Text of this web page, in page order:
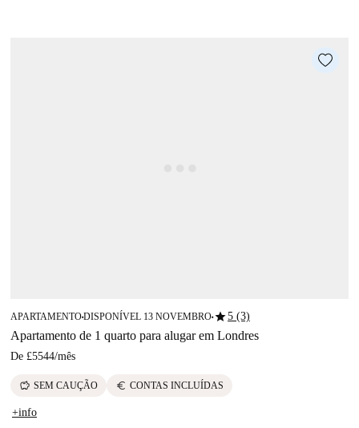
APARTAMENTO■DISPONÍVEL 13 NOVEMBRO■star5 (3)
Apartamento de 1 quarto para alugar em Londres
De £5544/mês
savings SEM CAUÇÃO euro CONTAS INCLUÍDAS
+info